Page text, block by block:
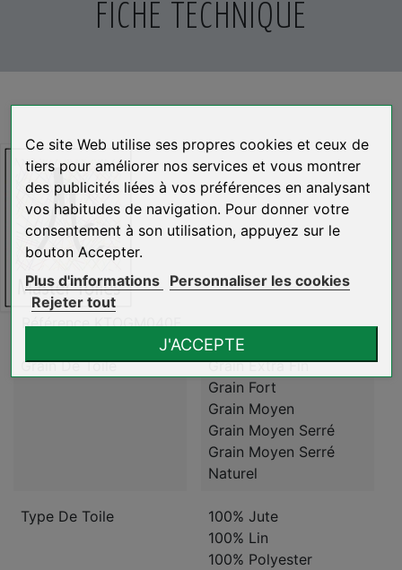
FICHE TECHNIQUE
Référence KTOGM040F
Grain De Toile
Grain Extra Fin
Grain Fort
Grain Moyen
Grain Moyen Serré
Grain Moyen Serré
Naturel
Type De Toile
100% Jute
100% Lin
100% Polyester
Ce site Web utilise ses propres cookies et ceux de
tiers pour améliorer nos services et vous montrer
des publicités liées à vos préférences en analysant
vos habitudes de navigation. Pour donner votre
consentement à son utilisation, appuyez sur le
bouton Accepter.
Plus d'informations Personnaliser les cookies
Rejeter tout
J'ACCEPTE